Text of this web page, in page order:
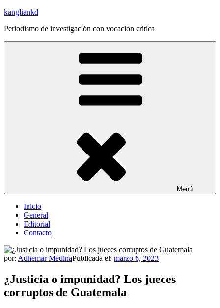
Saltar
contenido
kangliankd
Periodismo de investigación con vocación crítica
Menú
Inicio
General
Editorial
Contacto
por: Adhemar MedinaPublicada el: marzo 6, 2023
¿Justicia o impunidad? Los jueces
corruptos de Guatemala